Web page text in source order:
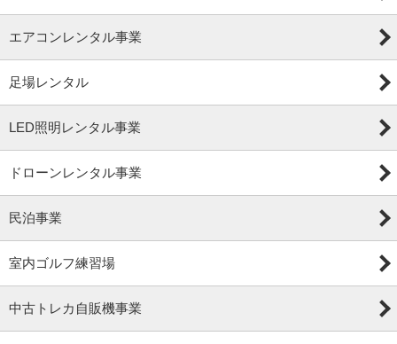
エアコンレンタル事業
足場レンタル
LED照明レンタル事業
ドローンレンタル事業
民泊事業
室内ゴルフ練習場
中古トレカ自販機事業